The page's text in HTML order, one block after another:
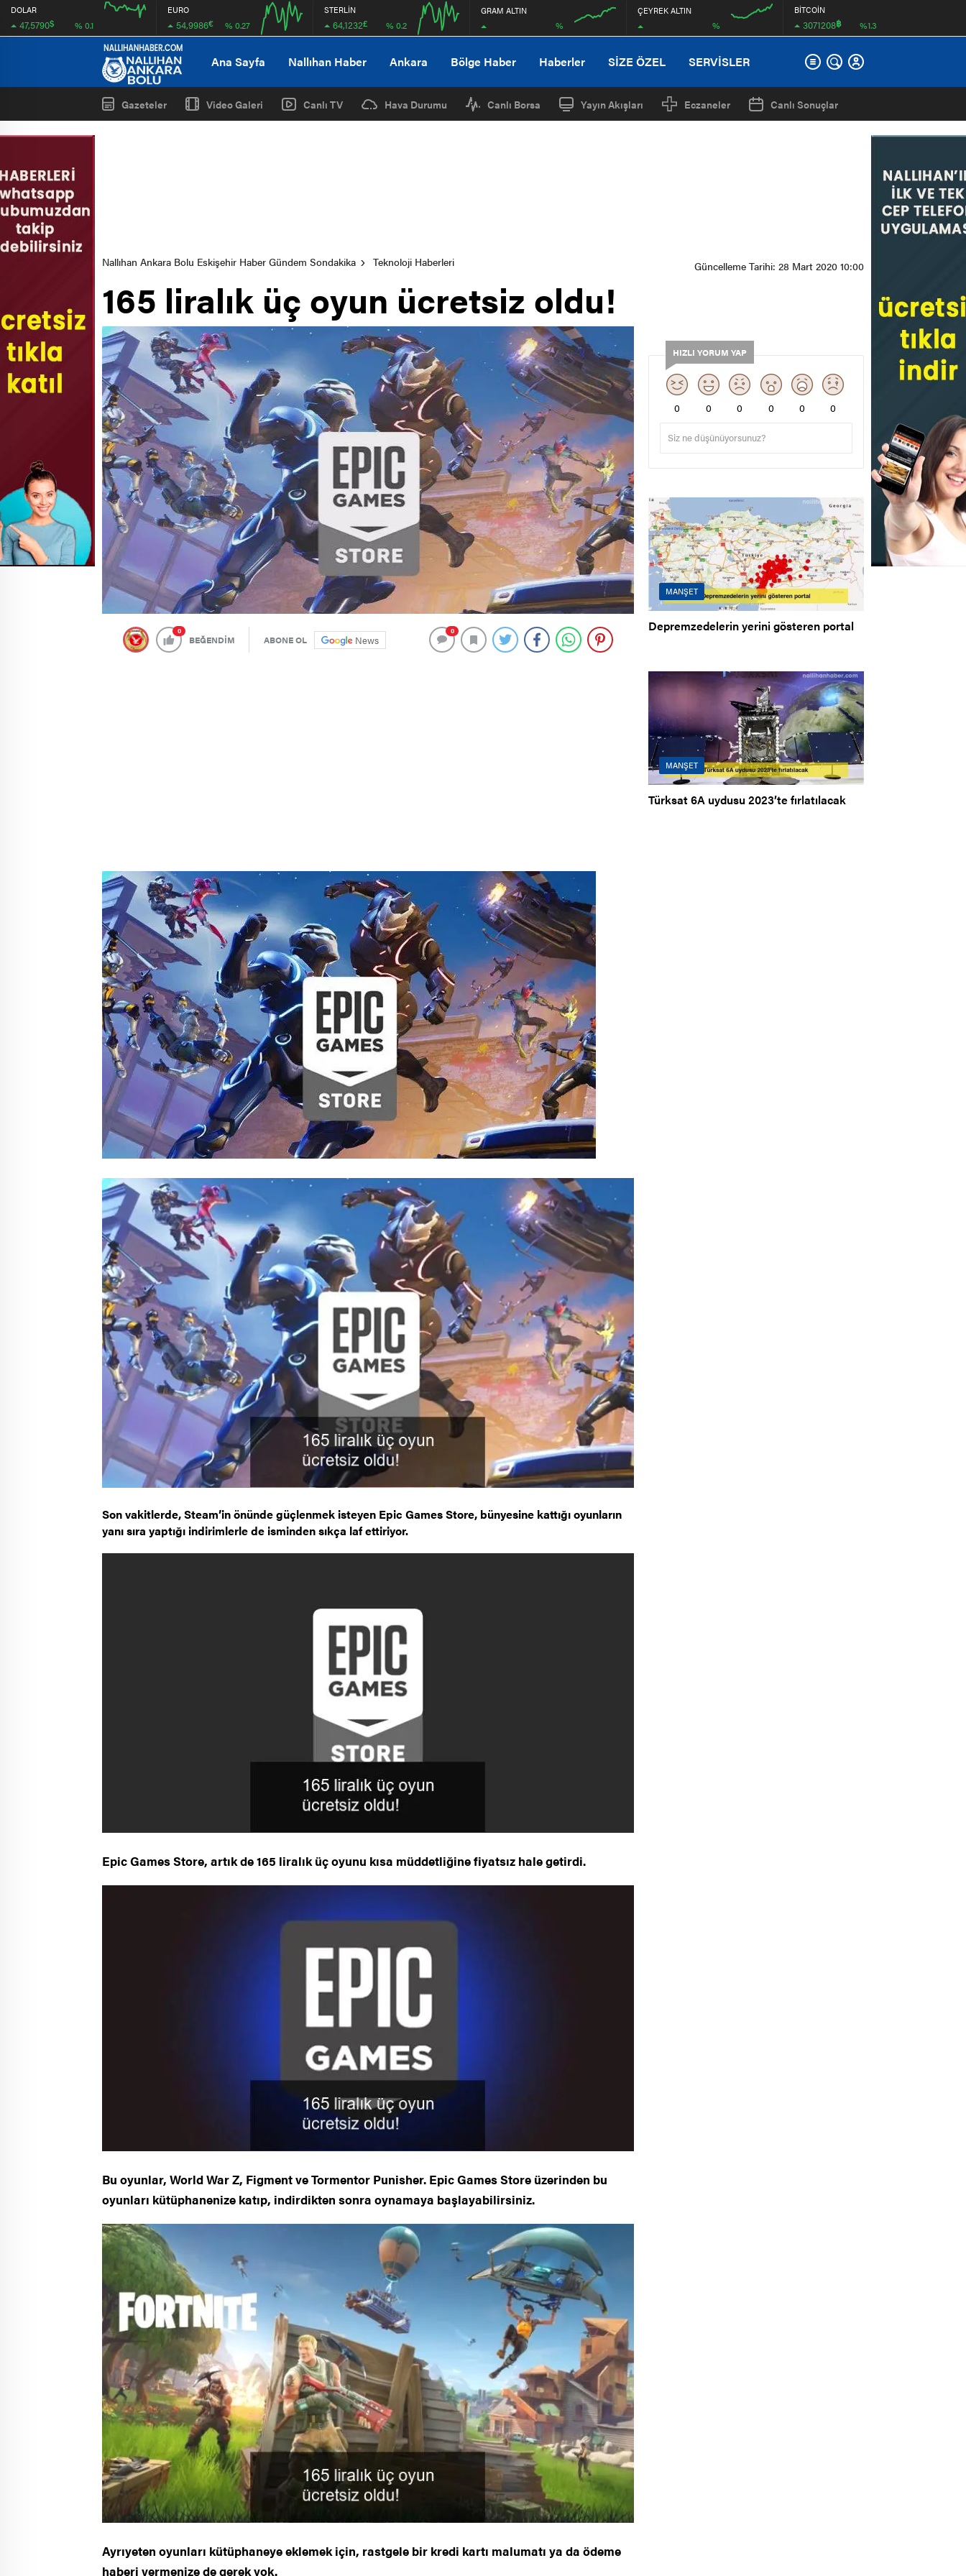
DOLAR
47,5790$ % 0.1
12:00
EURO
54,9986€ % 0.27
STERLİN
64,1232£ % 0.2
GRAM ALTIN
%
ÇEYREK ALTIN
%
BİTCOİN
3071208฿ %1.3
Ana Sayfa Nallıhan Haber Ankara Bölge Haber Haberler SİZE ÖZEL SERVİSLER
Gazeteler Video Galeri Canlı TV Hava Durumu Canlı Borsa Yayın Akışları Eczaneler Canlı Sonuçlar
Nallıhan Ankara Bolu Eskişehir Haber Gündem Sondakika Teknoloji Haberleri Güncelleme Tarihi: 28 Mart 2020 10:00
165 liralık üç oyun ücretsiz oldu!
0
BEĞENDİM ABONE OL News
0
Son vakitlerde, Steam’in önünde güçlenmek isteyen Epic Games Store, bünyesine kattığı oyunların
yanı sıra yaptığı indirimlerle de isminden sıkça laf ettiriyor.
Epic Games Store, artık de 165 liralık üç oyunu kısa müddetliğine fiyatsız hale getirdi.
Bu oyunlar, World War Z, Figment ve Tormentor Punisher. Epic Games Store üzerinden bu
oyunları kütüphanenize katıp, indirdikten sonra oynamaya başlayabilirsiniz.
Ayrıyeten oyunları kütüphaneye eklemek için, rastgele bir kredi kartı malumatı ya da ödeme
haberi vermenize de gerek yok.
HIZLI YORUM YAP
0 0 0 0 0 0
MANŞET
Depremzedelerin yerini gösteren portal
MANŞET
Türksat 6A uydusu 2023’te fırlatılacak